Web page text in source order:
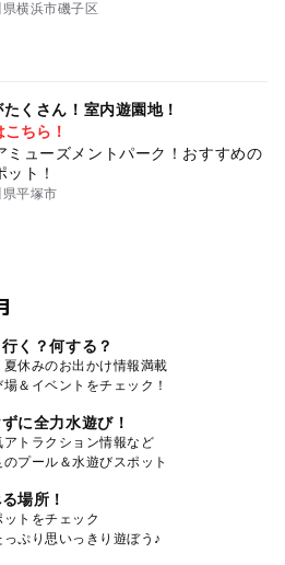
横浜市磯子区
くさん！室内遊園地！
ちら！
ミューズメントパーク！おすすめの
ット！
平塚市
く？何する？
夏休みのお出かけ情報満載
＆イベントをチェック！
に全力水遊び！
アトラクション情報など
プール＆水遊びスポット
場所！
トをチェック
っぷり思いっきり遊ぼう♪